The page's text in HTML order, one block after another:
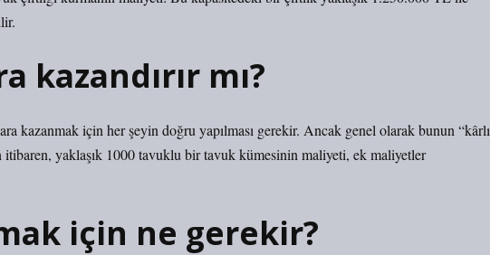
kazandırır mı?
kazanmak için her şeyin doğru yapılması gerekir. Ancak genel olarak bunun “kârlı
itibaren, yaklaşık 1000 tavuklu bir tavuk kümesinin maliyeti, ek maliyetler
için ne gerekir?